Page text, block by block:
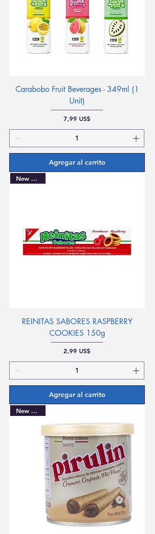
Carabobo Fruit Beverages - 349ml (1
Unit)
Precio
7,99 US$
Agregar al carrito
New Arrival
REINITAS SABORES RASPBERRY
COOKIES 150g
Precio
2,99 US$
Agregar al carrito
New Arrival